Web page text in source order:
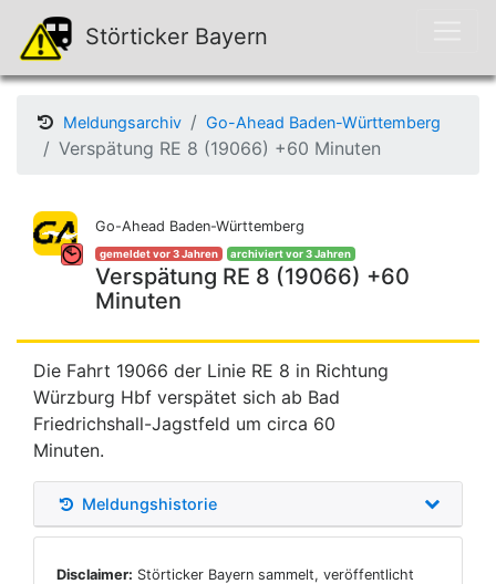
Störticker Bayern
Meldungsarchiv Go-Ahead Baden-Württemberg
Verspätung RE 8 (19066) +60 Minuten
Go-Ahead Baden-Württemberg
gemeldet vor 3 Jahren archiviert vor 3 Jahren
Verspätung RE 8 (19066) +60
Minuten
Die Fahrt 19066 der Linie RE 8 in Richtung
Würzburg Hbf verspätet sich ab Bad
Friedrichshall-Jagstfeld um circa 60
Minuten.
Meldungshistorie
Disclaimer: Störticker Bayern sammelt, veröffentlicht